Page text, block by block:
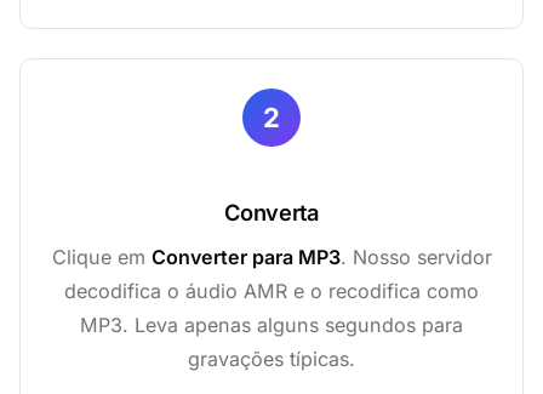
2
Converta
Clique em Converter para MP3. Nosso servidor
decodifica o áudio AMR e o recodifica como
MP3. Leva apenas alguns segundos para
gravações típicas.